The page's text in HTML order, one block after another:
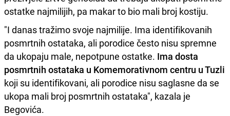
ostatke najmilijih, pa makar to bio mali broj kostiju.
"I danas tražimo svoje najmilije. Ima identifikovanih
posmrtnih ostataka, ali porodice često nisu spremne
da ukopaju male, nepotpune ostatke. Ima dosta
posmrtnih ostataka u Komemorativnom centru u Tuzli
koji su identifikovani, ali porodice nisu saglasne da se
ukopa mali broj posmrtnih ostataka", kazala je
Begovića.